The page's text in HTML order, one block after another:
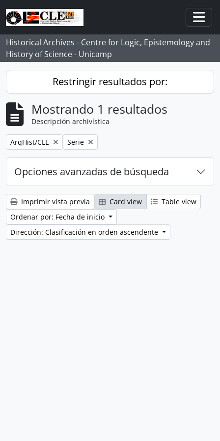
Skip to main content
Historical Archives - Centre for Logic, Epistemology and
History of Science - Unicamp
Restringir resultados por:
Mostrando 1 resultados
Descripción archivística
Remove filter:
ArqHist/CLE Remove filter:
Serie
Opciones avanzadas de búsqueda
Imprimir vista previa Card view
Table view
Ordenar por: Fecha de inicio
Dirección: Clasificación en orden ascendente